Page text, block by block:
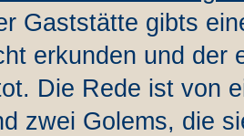
Gaststätte gibts
erkunden und der
Die Rede ist von
zwei Golems, die